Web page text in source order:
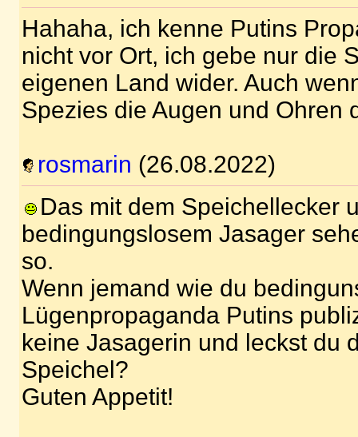
Hahaha, ich kenne Putins
nicht vor Ort, ich gebe nur die
eigenen Land wider. Auch
Spezies die Augen und Ohren
rosmarin (26.08.2022)
Das mit dem Speichellecker
bedingungslosem Jasager
so.
Wenn jemand wie du
Lügenpropaganda Putins
keine Jasagerin und leckst du
Speichel?
Guten Appetit!